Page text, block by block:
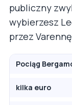
publiczny
wybierzesz
przez
Pociąg
kilka euro